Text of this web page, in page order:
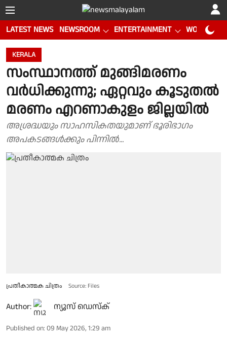
LATEST NEWS NEWSROOM ENTERTAINMENT WORLD CUP
KERALA
സംസ്ഥാനത്ത് മുങ്ങിമരണം
വർധിക്കുന്നു; ഏറ്റവും കൂടുതൽ
മരണം എറണാകുളം ജില്ലയിൽ
അശ്രദ്ധയും സാഹസികതയുമാണ് ഭൂരിഭാഗം
അപകടങ്ങൾക്കും പിന്നിൽ...
പ്രതീകാത്മക ചിത്രം Source: Files
Author: ന്യൂസ് ഡെസ്ക്
Published on: 09 May 2026, 1:29 am